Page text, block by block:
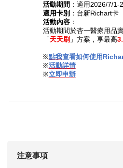
活動期間 ： 適用2026/7/1-
適用卡別 ：台新Richart卡
活動內容：
活動期間於杏一醫療用品
「天天刷 」方案，享最高
※點我查看如何使用
※活動詳情
※立即申辦
注意事項